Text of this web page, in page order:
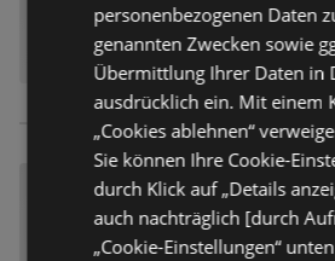
personenbezogenen Daten
genannten Zwecken sowie
Übermittlung Ihrer Daten in
ausdrücklich ein. Mit einem
„Cookies ablehnen“
Sie können Ihre Cookie-
durch Klick auf „Details
auch nachträglich [durch
„Cookie-Einstellungen“